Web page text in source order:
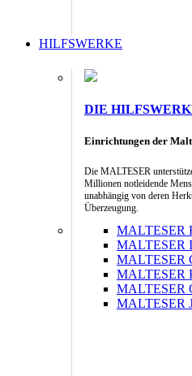
HILFSWERKE
DIE
Einrichtungen der
Die MALTESER
Millionen notleidende
unabhängig von deren
Überzeugung.
MALTESER
MALTESER
MALTESER
MALTESER
MALTESER
MALTESER